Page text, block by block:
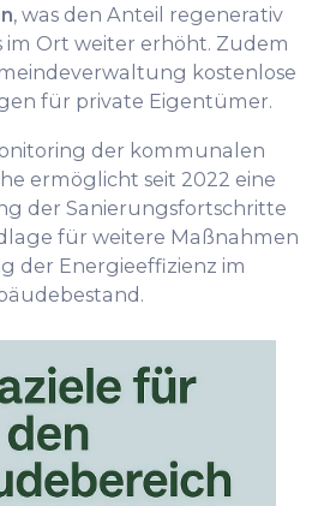
, was den Anteil regenerativ
Ort weiter erhöht. Zudem
kostenlose
für private Eigentümer.
der kommunalen
ermöglicht seit 2022 eine
der Sanierungsfortschritte
für weitere Maßnahmen
der Energieeffizienz im